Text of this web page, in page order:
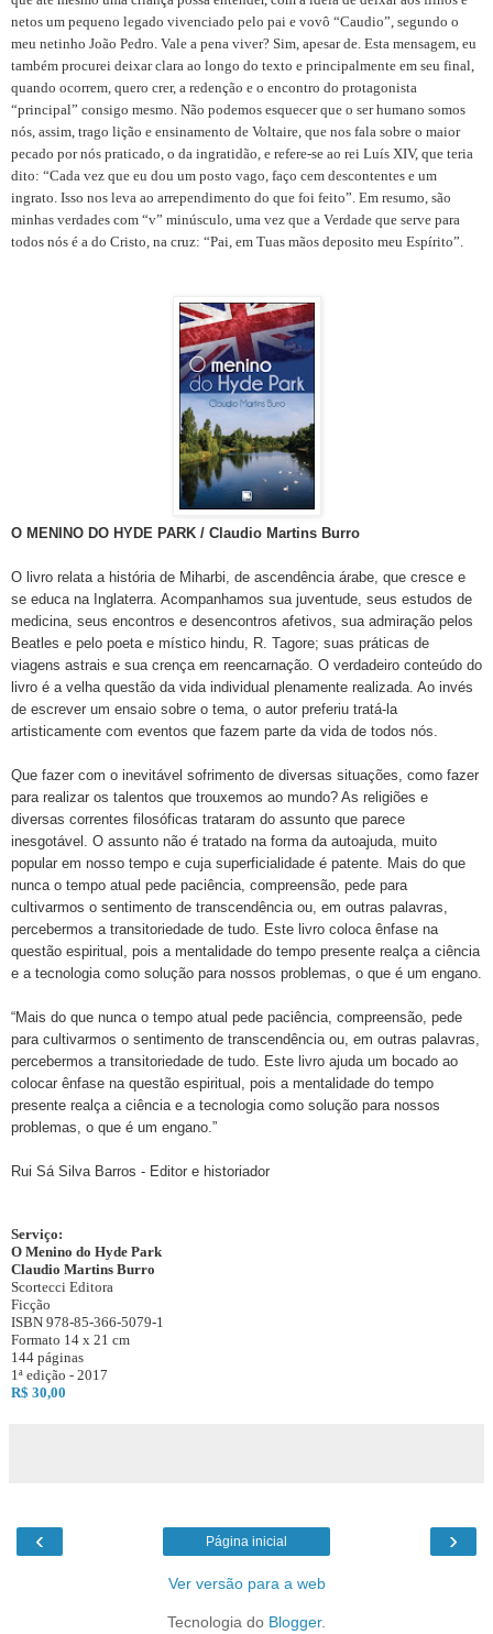
netos um pequeno legado vivenciado pelo pai e vovô “Caudio”, segundo o
meu netinho João Pedro. Vale a pena viver? Sim, apesar de. Esta mensagem, eu
também procurei deixar clara ao longo do texto e principalmente em seu final,
quando ocorrem, quero crer, a redenção e o encontro do protagonista
“principal” consigo mesmo. Não podemos esquecer que o ser humano somos
nós, assim, trago lição e ensinamento de Voltaire, que nos fala sobre o maior
pecado por nós praticado, o da ingratidão, e refere-se ao rei Luís XIV, que teria
dito: “Cada vez que eu dou um posto vago, faço cem descontentes e um
ingrato. Isso nos leva ao arrependimento do que foi feito”. Em resumo, são
minhas verdades com “v” minúsculo, uma vez que a Verdade que serve para
todos nós é a do Cristo, na cruz: “Pai, em Tuas mãos deposito meu Espírito”.
O MENINO DO HYDE PARK / Claudio Martins Burro
O livro relata a história de Miharbi, de ascendência árabe, que cresce e
se educa na Inglaterra. Acompanhamos sua juventude, seus estudos de
medicina, seus encontros e desencontros afetivos, sua admiração pelos
Beatles e pelo poeta e místico hindu, R. Tagore; suas práticas de
viagens astrais e sua crença em reencarnação. O verdadeiro conteúdo do
livro é a velha questão da vida individual plenamente realizada. Ao invés
de escrever um ensaio sobre o tema, o autor preferiu tratá-la
artisticamente com eventos que fazem parte da vida de todos nós.
Que fazer com o inevitável sofrimento de diversas situações, como fazer
para realizar os talentos que trouxemos ao mundo? As religiões e
diversas correntes filosóficas trataram do assunto que parece
inesgotável. O assunto não é tratado na forma da autoajuda, muito
popular em nosso tempo e cuja superficialidade é patente. Mais do que
nunca o tempo atual pede paciência, compreensão, pede para
cultivarmos o sentimento de transcendência ou, em outras palavras,
percebermos a transitoriedade de tudo. Este livro coloca ênfase na
questão espiritual, pois a mentalidade do tempo presente realça a ciência
e a tecnologia como solução para nossos problemas, o que é um engano.
“Mais do que nunca o tempo atual pede paciência, compreensão, pede
para cultivarmos o sentimento de transcendência ou, em outras palavras,
percebermos a transitoriedade de tudo. Este livro ajuda um bocado ao
colocar ênfase na questão espiritual, pois a mentalidade do tempo
presente realça a ciência e a tecnologia como solução para nossos
problemas, o que é um engano.”
Rui Sá Silva Barros - Editor e historiador
Serviço:
O Menino do Hyde Park
Claudio Martins Burro
Scortecci Editora
Ficção
ISBN 978-85-366-5079-1
Formato 14 x 21 cm
144 páginas
1ª edição - 2017
R$ 30,00
‹ ›
Página inicial
Ver versão para a web
Tecnologia do Blogger.